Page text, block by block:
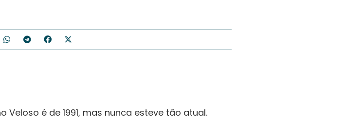
é de 1991, mas nunca esteve tão atual.